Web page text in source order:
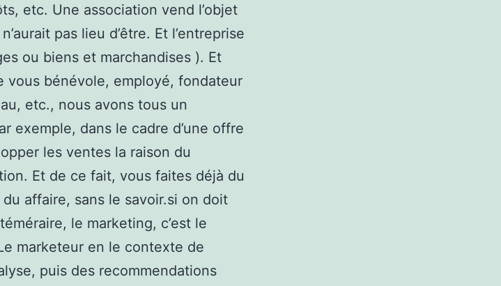
etc. Une association vend l’objet
pas lieu d’être. Et l’entreprise
ou biens et marchandises ). Et
vous bénévole, employé, fondateur
etc., nous avons tous un
exemple, dans le cadre d’une offre
les ventes la raison du
Et de ce fait, vous faites déjà du
affaire, sans le savoir.si on doit
le marketing, c’est le
marketeur en le contexte de
puis des recommendations